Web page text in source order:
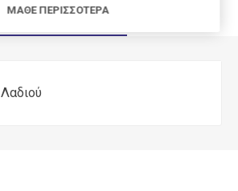
ΧΑΡΑΚΤΗΡΙΣΤΙΚΆ
Λαδιού
ΜΆΘΕ ΠΕΡΙΣΣΌΤΕΡΑ